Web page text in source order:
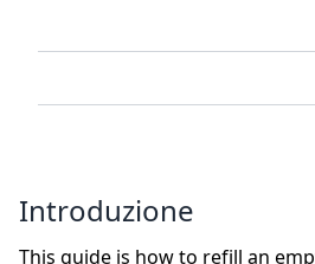
Introduzione
This guide is how to refill an